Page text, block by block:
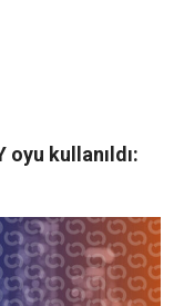
oyu kullanıldı: